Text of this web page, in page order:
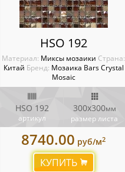
HSO 192
Материал: Миксы мозаики Cтрана:
Китай Бренд: Мозаика Bars Crystal
Mosaic
HSO 192
артикул
300x300мм
размер листа
8740.00 руб/м2
КУПИТЬ